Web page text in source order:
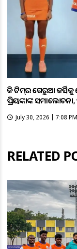
ହକି ଟିମ୍‌ର ଗେରୁଆ ଜର୍ସିକୁ
ପ୍ରିୟଙ୍କାଙ୍କ
July 30, 2026 | 7:08 PM
RELATED